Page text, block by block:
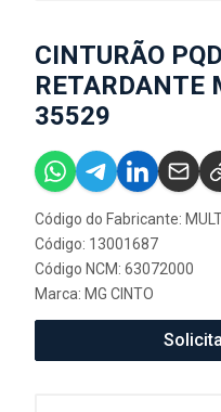
CINTURÃO
RETARDANTE
35529
Código do Fabricante:
Código: 13001687
Código NCM: 63072000
Marca: MG CINTO